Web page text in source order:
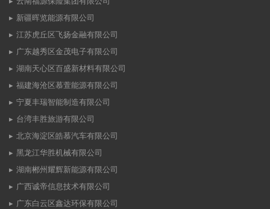
新疆晖览能源有限公司
江苏虎丘区飞扬金融有限公司
广东越秀区金茂电子有限公司
湖南天心区百盛新材料有限公司
福建海沧区慕萱能源有限公司
宁夏丰瑞智能制造有限公司
台湾丰胜旅游有限公司
北京海淀区皓慕汽车有限公司
黑龙江华胜机械有限公司
湖南郴州耀辉新能源有限公司
广西诚帝信息技术有限公司
广东白云区鑫达环保有限公司